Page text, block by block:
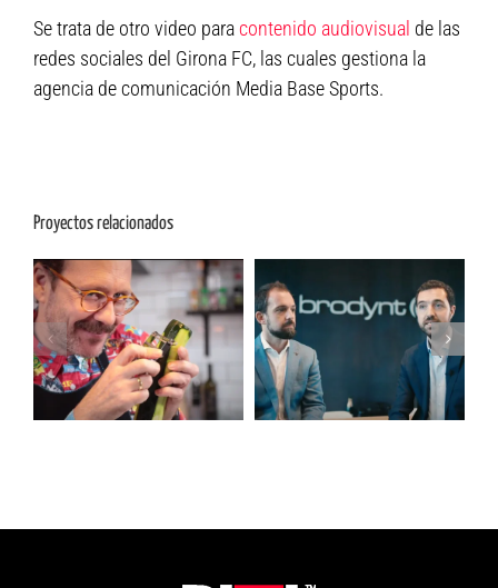
Se trata de otro video paracontenido audiovisual de las
redes sociales del Girona FC, las cuales gestiona la
agencia de comunicación Media Base Sports.
Proyectos relacionados
Reyes en la Cocina ·
Programa Cuchillos
Arcos con Joaquin
Reyes